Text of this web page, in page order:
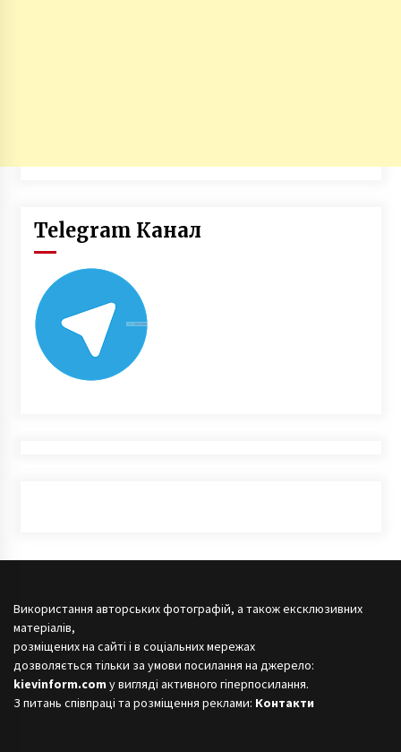
Telegram Канал
Використання авторських фотографій, а також ексклюзивних
матеріалів,
розміщених на сайті і в соціальних мережах
дозволяється тільки за умови посилання на джерело:
kievinform.com у вигляді активного гіперпосилання.
З питань співпраці та розміщення реклами: Контакти